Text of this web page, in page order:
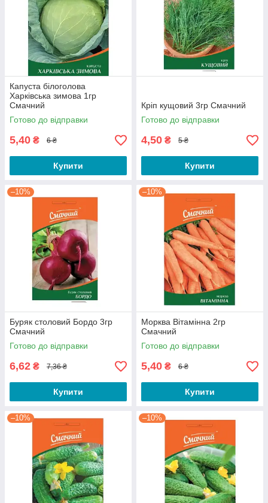
Капуста білоголова
Харківська зимова 1гр
Смачний
Готово до відправки
5,40 ₴ 6 ₴
Купити
Кріп кущовий 3гр Смачний
Готово до відправки
4,50 ₴ 5 ₴
Купити
–10%
Буряк столовий Бордо 3гр
Смачний
Готово до відправки
6,62 ₴ 7,36 ₴
Купити
–10%
Морква Вітамінна 2гр
Смачний
Готово до відправки
5,40 ₴ 6 ₴
Купити
–10% –10%